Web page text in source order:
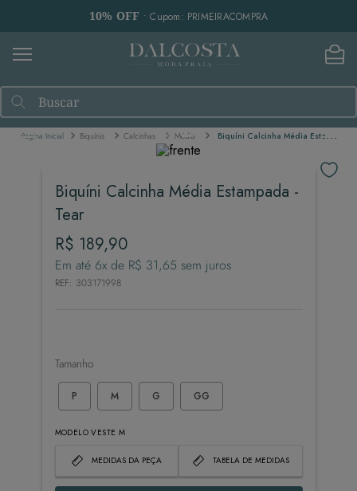
10% OFF • Cupom: PRIMEIRACOMPRA
Buscar
Biquínis Calcinhas Média Biquíni Calcinha Média Estampada - Tear
Biquíni Calcinha Média Estampada -
Tear
R$ 189,90
Em até 6x de R$ 31,65 sem juros
REF: 303171998
Tamanho
P M G GG
MODELO VESTE M
MEDIDAS DA PEÇA TABELA DE MEDIDAS